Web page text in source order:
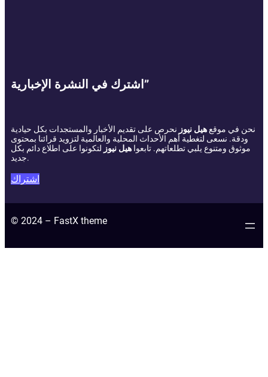
اشترك في النشرة الإخبارية”
نحن في موقعهيل نيوز نحرص على تقديم الأخبار والمستجدات بكل حيادية
ودقة. نسعى لتغطية أهم الأحداث المحلية والعالمية لتزويد قرائنا بمحتوى
موثوق ومتنوع يلبي تطلعاتهم. تابعوا هيل نيوز لتكونوا على اطلاع دائم بكل
جديد.
اشتراك
© 2024 – FastX theme